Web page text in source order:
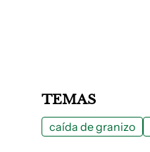
TEMAS
caída de granizo